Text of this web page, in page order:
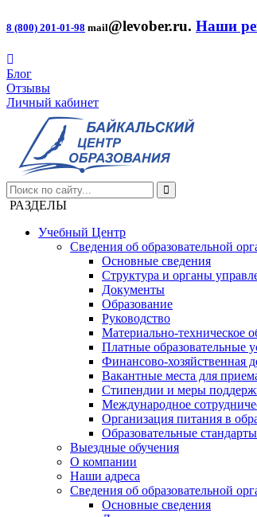
8 (800) 201-01-98 mail@levober.ru. Наши
Блог
Отзывы
Личный кабинет
РАЗДЕЛЫ
Учебный Центр
Сведения об образовательной
Основные сведения
Структура и органы
Документы
Образование
Руководство
Материально-техническое
Платные образовательные
Финансово-хозяйственная
Вакантные места для
Стипендии и меры
Международное
Организация питания в
Образовательные
Выездные обучения
О компании
Наши адреса
Сведения об образовательной
Основные сведения